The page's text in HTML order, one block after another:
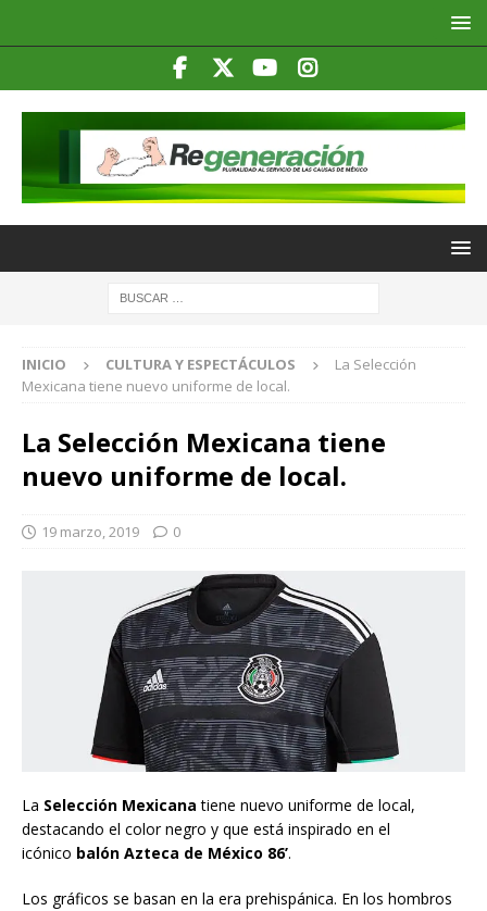
INICIO CULTURA Y ESPECTÁCULOS
La Selección
Mexicana tiene nuevo uniforme de local.
La Selección Mexicana tiene
nuevo uniforme de local.
19 marzo, 2019 0
La Selección Mexicana tiene nuevo uniforme de local,
destacando el color negro y que está inspirado en el
icónico balón Azteca de México 86’.
Los gráficos se basan en la era prehispánica. En los hombros